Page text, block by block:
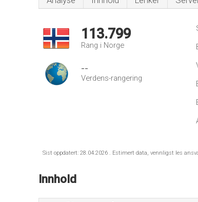
113.799
Rang i Norge
--
Verdens-rangering
Sist oppdatert: 28.04.2026 . Estimert data, vennligst les
Innhold